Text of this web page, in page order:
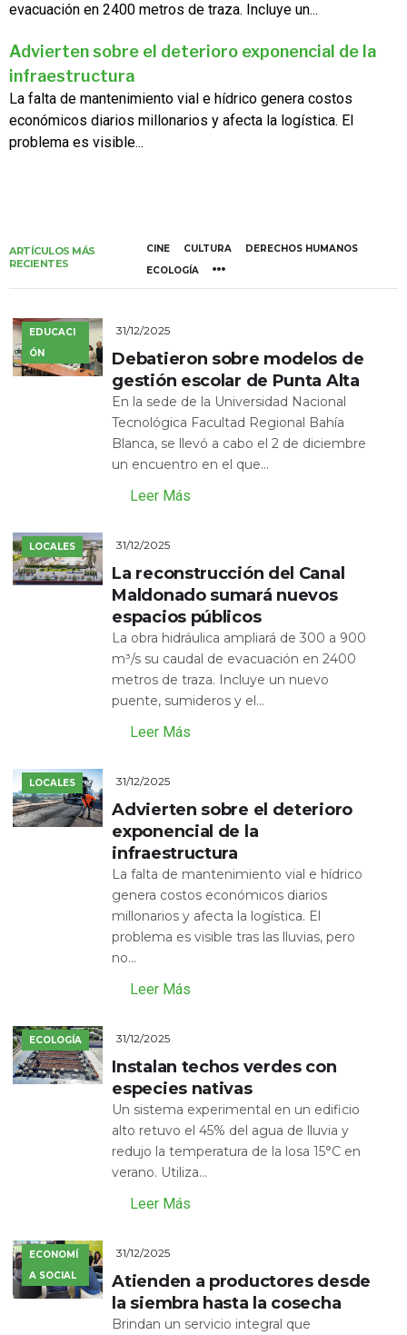
evacuación en 2400 metros de traza. Incluye un...
Advierten sobre el deterioro exponencial de la
infraestructura
La falta de mantenimiento vial e hídrico genera costos
económicos diarios millonarios y afecta la logística. El
problema es visible...
ARTÍCULOS MÁS
RECIENTES
CINE CULTURA
DERECHOS HUMANOS
ECOLOGÍA
EDUCACI
ÓN
31/12/2025
Debatieron sobre modelos de
gestión escolar de Punta Alta
En la sede de la Universidad Nacional
Tecnológica Facultad Regional Bahía
Blanca, se llevó a cabo el 2 de diciembre
un encuentro en el que...
Leer Más
LOCALES 31/12/2025
La reconstrucción del Canal
Maldonado sumará nuevos
espacios públicos
La obra hidráulica ampliará de 300 a 900
m³/s su caudal de evacuación en 2400
metros de traza. Incluye un nuevo
puente, sumideros y el...
Leer Más
LOCALES 31/12/2025
Advierten sobre el deterioro
exponencial de la
infraestructura
La falta de mantenimiento vial e hídrico
genera costos económicos diarios
millonarios y afecta la logística. El
problema es visible tras las lluvias, pero
no...
Leer Más
ECOLOGÍA 31/12/2025
Instalan techos verdes con
especies nativas
Un sistema experimental en un edificio
alto retuvo el 45% del agua de lluvia y
redujo la temperatura de la losa 15°C en
verano. Utiliza...
Leer Más
ECONOMÍ
A SOCIAL
31/12/2025
Atienden a productores desde
la siembra hasta la cosecha
Brindan un servicio integral que